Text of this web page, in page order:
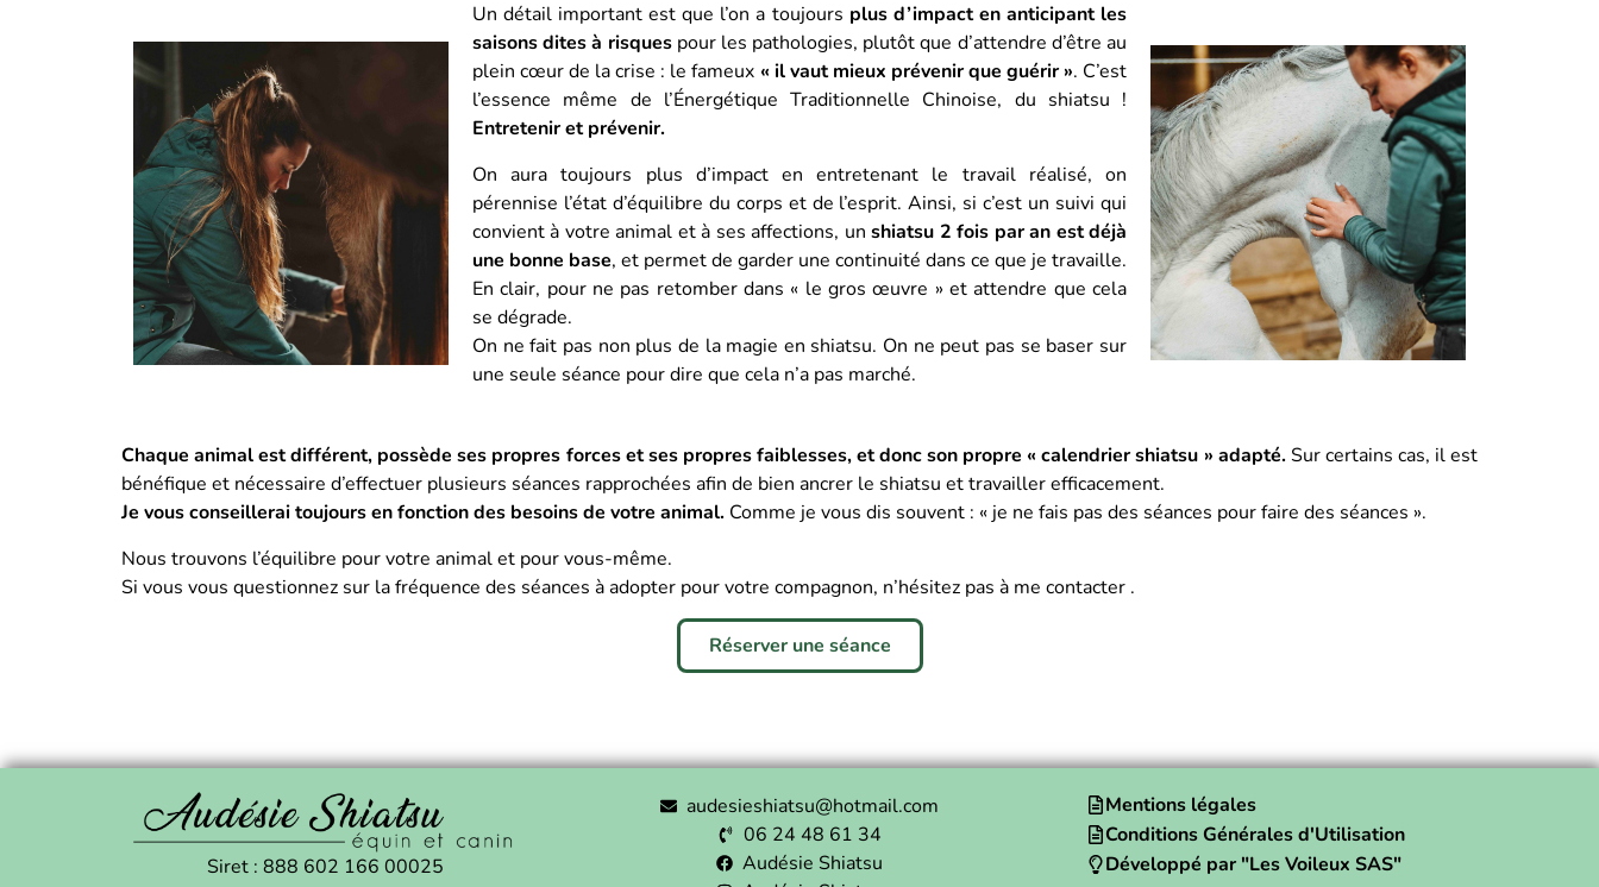
Un détail important est que l’on a toujours plus d’impact en anticipant les
saisons dites à risquespour les pathologies, plutôt que d’attendre d’être au
plein cœur de la crise : le fameux « il vaut mieux prévenir que guérir ». C’est
l’essence même de l’Énergétique Traditionnelle Chinoise, du shiatsu !
Entretenir et prévenir.
On aura toujours plus d’impact en entretenant le travail réalisé, on
pérennise l’état d’équilibre du corps et de l’esprit. Ainsi, si c’est un suivi qui
convient à votre animal et à ses affections, un shiatsu 2 fois par an est déjà
une bonne base, et permet de garder une continuité dans ce que je travaille.
En clair, pour ne pas retomber dans « le gros œuvre » et attendre que cela
se dégrade.
On ne fait pas non plus de la magie en shiatsu. On ne peut pas se baser sur
une seule séance pour dire que cela n’a pas marché.
Chaque animal est différent, possède ses propres forces et ses propres faiblesses, et donc son propre « calendrier shiatsu » adapté.Sur certains cas, il est
bénéfique et nécessaire d’effectuer plusieurs séances rapprochées afin de bien ancrer le shiatsu et travailler efficacement.
Je vous conseillerai toujours en fonction des besoins de votre animal. Comme je vous dis souvent : « je ne fais pas des séances pour faire des séances ».
Nous trouvons l’équilibre pour votre animal et pour vous-même.
Si vous vous questionnez sur la fréquence des séances à adopter pour votre compagnon, n’hésitez pas à me contacter .
Réserver une séance
Siret: 888 602 166 00025
audesieshiatsu@hotmail.com
06 24 48 61 34
Audésie Shiatsu
Mentions légales
Conditions Générales d'Utilisation
Développé par "Les Voileux SAS"